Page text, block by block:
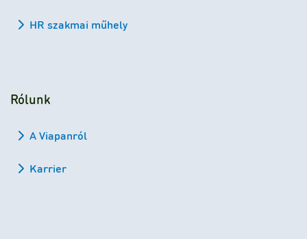
HR szakmai műhely
Rólunk
A Viapanról
Karrier